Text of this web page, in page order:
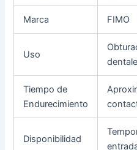
Marca FIMO
Uso
Tiempo de
Endurecimiento
Disponibilidad